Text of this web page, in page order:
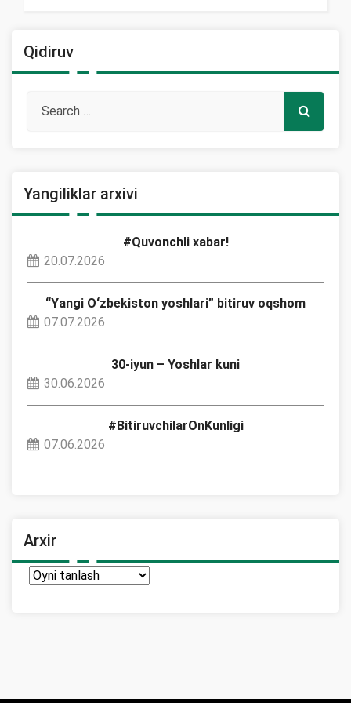
Qidiruv
Yangiliklar arxivi
#Quvonchli xabar!
20.07.2026
“Yangi O‘zbekiston yoshlari” bitiruv oqshom
07.07.2026
30-iyun – Yoshlar kuni
30.06.2026
#BitiruvchilarOnKunligi
07.06.2026
Arxir
Arxir